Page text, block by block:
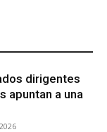
dirigentes
apuntan a una